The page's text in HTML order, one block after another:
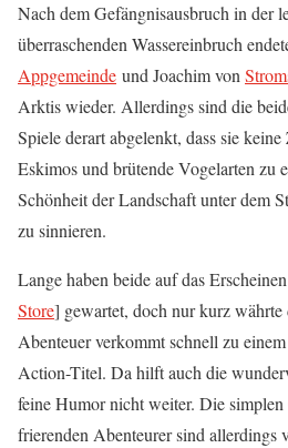
Nach dem Gefängnisausbruch in der
überraschenden Wassereinbruch
Appgemeinde und Joachim von
Arktis wieder. Allerdings sind die
Spiele derart abgelenkt, dass sie
Eskimos und brütende Vogelarten zu
Schönheit der Landschaft unter dem
zu sinnieren.
Lange haben beide auf das
Store] gewartet, doch nur kurz
Abenteuer verkommt schnell zu
Action-Titel. Da hilft auch die
feine Humor nicht weiter. Die simplen
frierenden Abenteurer sind allerdings